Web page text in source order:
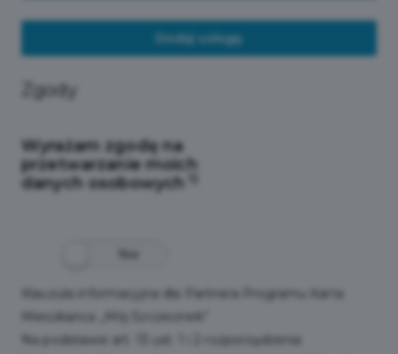
Dodaj usługę
Zgody
Wyrażam zgodę na
przetwarzanie moich
danych osobowych
Klauzula informacyjna dla Partnera Programu Karta
Mieszkańca „Mój Szczecinek”
Na podstawie art. 13 ust. 1 i 2 rozporządzenia